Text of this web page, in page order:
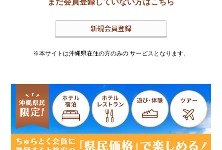
まだ会員登録していない方はこちら
※本サイトは沖縄県在住の方のみのサービスとなります。